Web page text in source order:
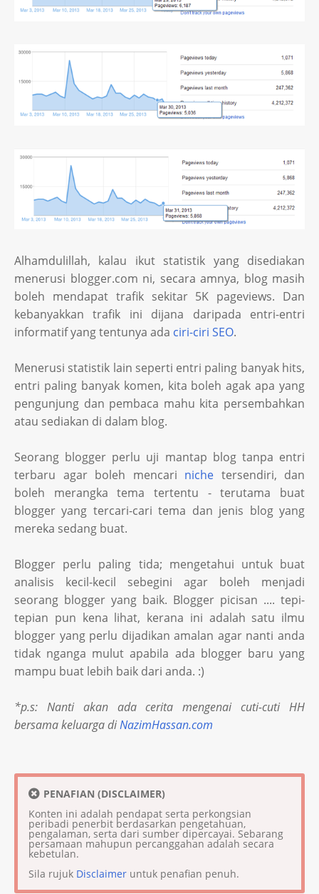
Alhamdulillah, kalau ikut statistik yang disediakan
menerusi blogger.com ni, secara amnya, blog masih
boleh mendapat trafik sekitar 5K pageviews. Dan
kebanyakkan trafik ini dijana daripada entri-entri
informatif yang tentunya ada ciri-ciri SEO.
Menerusi statistik lain seperti entri paling banyak hits,
entri paling banyak komen, kita boleh agak apa yang
pengunjung dan pembaca mahu kita persembahkan
atau sediakan di dalam blog.
Seorang blogger perlu uji mantap blog tanpa entri
terbaru agar boleh mencari niche tersendiri, dan
boleh merangka tema tertentu - terutama buat
blogger yang tercari-cari tema dan jenis blog yang
mereka sedang buat.
Blogger perlu paling tida; mengetahui untuk buat
analisis kecil-kecil sebegini agar boleh menjadi
seorang blogger yang baik. Blogger picisan .... tepi-
tepian pun kena lihat, kerana ini adalah satu ilmu
blogger yang perlu dijadikan amalan agar nanti anda
tidak nganga mulut apabila ada blogger baru yang
mampu buat lebih baik dari anda. :)
*p.s: Nanti akan ada cerita mengenai cuti-cuti HH
bersama keluarga diNazimHassan.com
PENAFIAN (DISCLAIMER)
Konten ini adalah pendapat serta perkongsian
peribadi penerbit berdasarkan pengetahuan,
pengalaman, serta dari sumber dipercayai. Sebarang
persamaan mahupun percanggahan adalah secara
kebetulan.
Sila rujuk Disclaimer untuk penafian penuh.